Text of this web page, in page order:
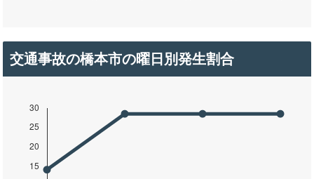
交通事故の橋本市の曜日別発生割合